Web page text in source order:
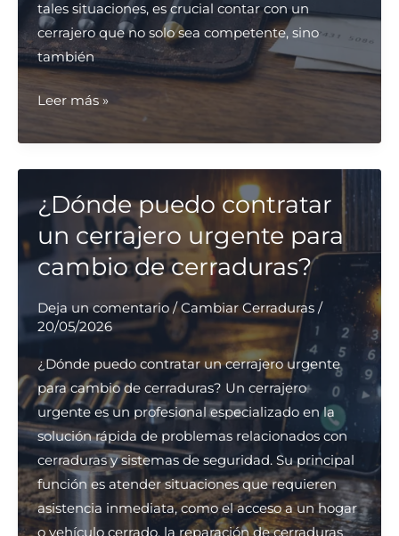
tales situaciones, es crucial contar con un
cerrajero que no solo sea competente, sino
también
Encuentra
servicio
de
cerrajería
más
económico
para
una
fuerte
Leer más »
¿Dónde puedo contratar
un cerrajero urgente para
cambio de cerraduras?
Deja un comentario /Cambiar Cerraduras/
20/05/2026
¿Dónde puedo contratar un cerrajero urgente
para cambio de cerraduras? Un cerrajero
urgente es un profesional especializado en la
solución rápida de problemas relacionados con
cerraduras y sistemas de seguridad. Su principal
función es atender situaciones que requieren
asistencia inmediata, como el acceso a un hogar
o vehículo cerrado, la reparación de cerraduras